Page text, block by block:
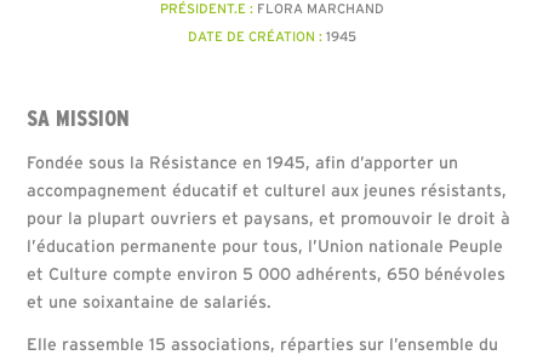
PRÉSIDENT.E :FLORA MARCHAND
DATE DE CRÉATION :1945
SA MISSION
Fondée sous la Résistance en 1945, afin d’apporter un
accompagnement éducatif et culturel aux jeunes résistants,
pour la plupart ouvriers et paysans, et promouvoir le droit à
l’éducation permanente pour tous, l’Union nationale Peuple
et Culture compte environ 5 000 adhérents, 650 bénévoles
et une soixantaine de salariés.
Elle rassemble 15 associations, réparties sur l’ensemble du